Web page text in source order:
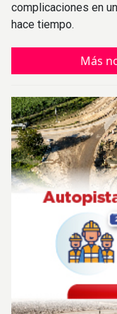
complicaciones en
hace tiempo.
Más